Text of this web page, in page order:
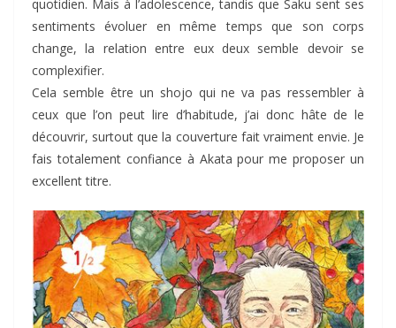
quotidien. Mais à l’adolescence, tandis que Saku sent ses
sentiments évoluer en même temps que son corps
change, la relation entre eux deux semble devoir se
complexifier.
Cela semble être un shojo qui ne va pas ressembler à
ceux que l’on peut lire d’habitude, j’ai donc hâte de le
découvrir, surtout que la couverture fait vraiment envie. Je
fais totalement confiance à Akata pour me proposer un
excellent titre.